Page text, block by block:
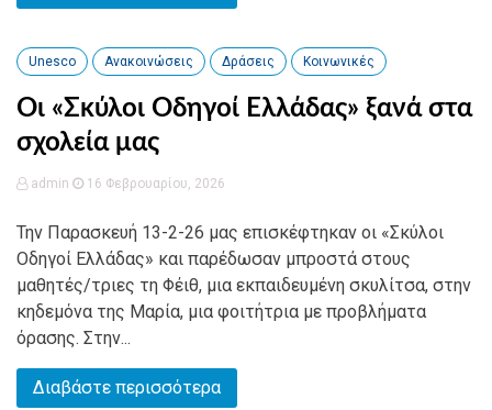
Unesco Ανακοινώσεις Δράσεις Κοινωνικές
Οι «Σκύλοι Οδηγοί Ελλάδας» ξανά στα
σχολεία μας
admin 16 Φεβρουαρίου, 2026
Την Παρασκευή 13-2-26 μας επισκέφτηκαν οι «Σκύλοι
Οδηγοί Ελλάδας» και παρέδωσαν μπροστά στους
μαθητές/τριες τη Φέιθ, μια εκπαιδευμένη σκυλίτσα, στην
κηδεμόνα της Μαρία, μια φοιτήτρια με προβλήματα
όρασης. Στην...
Διαβάστε περισσότερα